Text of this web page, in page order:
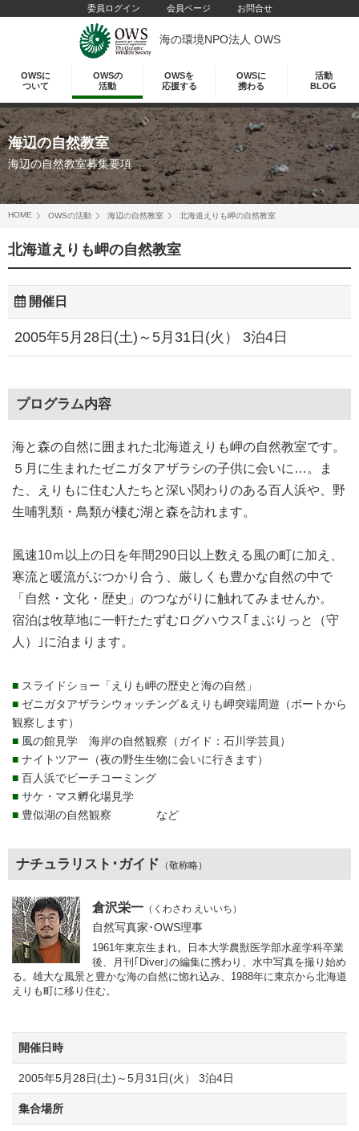
委員ログイン 会員ページ お問合せ
海の環境NPO法人 OWS
OWSに
ついて
OWSの
活動
OWSを
応援する
OWSに
携わる
活動
BLOG
海辺の自然教室
海辺の自然教室募集要項
HOME OWSの活動 海辺の自然教室 北海道えりも岬の自然教室
北海道えりも岬の自然教室
開催日
2005年5月28日(土)～5月31日(火） 3泊4日
プログラム内容
海と森の自然に囲まれた北海道えりも岬の自然教室です。
５月に生まれたゼニガタアザラシの子供に会いに…。ま
た、えりもに住む人たちと深い関わりのある百人浜や、野
生哺乳類・鳥類が棲む湖と森を訪れます。
風速10ｍ以上の日を年間290日以上数える風の町に加え、
寒流と暖流がぶつかり合う、厳しくも豊かな自然の中で
「自然・文化・歴史」のつながりに触れてみませんか。
宿泊は牧草地に一軒たたずむログハウス｢まぶりっと（守
人）｣に泊まります。
■ スライドショー「えりも岬の歴史と海の自然」
■ ゼニガタアザラシウォッチング＆えりも岬突端周遊（ボートから
観察します）
■ 風の館見学 海岸の自然観察（ガイド：石川学芸員）
■ ナイトツアー（夜の野生生物に会いに行きます）
■ 百人浜でビーチコーミング
■ サケ・マス孵化場見学
■ 豊似湖の自然観察 など
ナチュラリスト･ガイド （敬称略）
倉沢栄一 （くわさわ えいいち）
自然写真家･OWS理事
1961年東京生まれ。日本大学農獣医学部水産学科卒業
後、月刊｢Diver｣の編集に携わり、水中写真を撮り始め
る。雄大な風景と豊かな海の自然に惚れ込み、1988年に東京から北海道
えりも町に移り住む。
開催日時
2005年5月28日(土)～5月31日(火） 3泊4日
集合場所